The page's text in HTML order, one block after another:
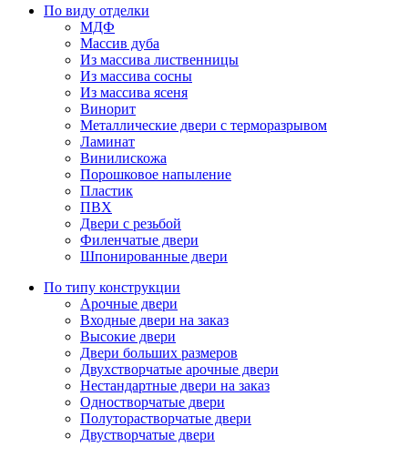
По виду отделки
МДФ
Массив дуба
Из массива лиственницы
Из массива сосны
Из массива ясеня
Винорит
Металлические двери с терморазрывом
Ламинат
Винилискожа
Порошковое напыление
Пластик
ПВХ
Двери с резьбой
Филенчатые двери
Шпонированные двери
По типу конструкции
Арочные двери
Входные двери на заказ
Высокие двери
Двери больших размеров
Двухстворчатые арочные двери
Нестандартные двери на заказ
Одностворчатые двери
Полуторастворчатые двери
Двустворчатые двери